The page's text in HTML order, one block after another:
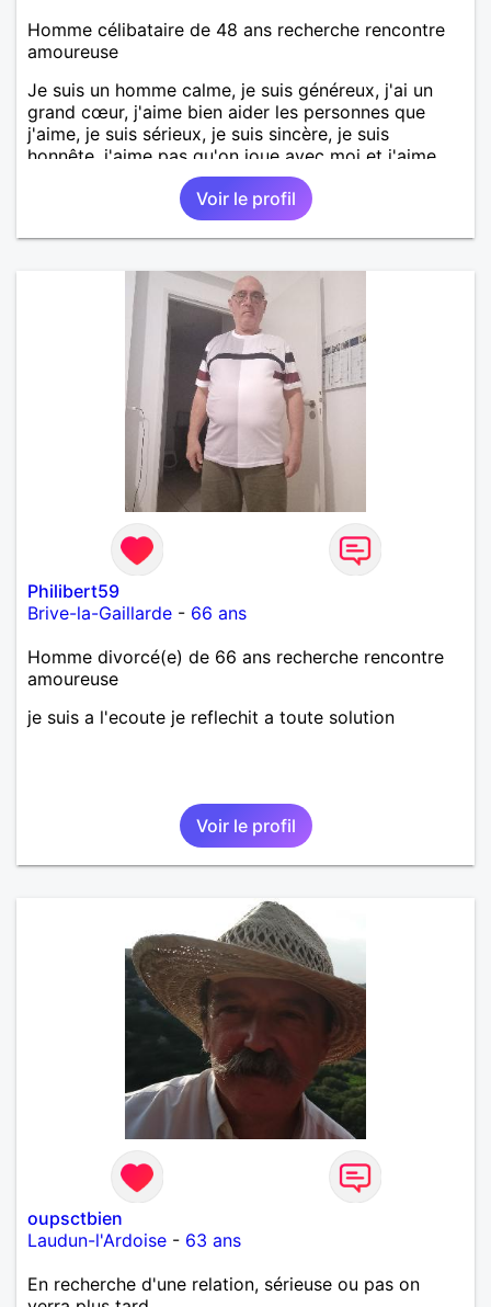
Homme célibataire de 48 ans recherche rencontre
amoureuse
Je suis un homme calme, je suis généreux, j'ai un
grand cœur, j'aime bien aider les personnes que
j'aime, je suis sérieux, je suis sincère, je suis
honnête, j'aime pas qu'on joue avec moi et j'aime
pas les mensonges. Je cherche une relation
amoureuse et sérieuse.Voir le profil
Philibert59
Brive-la-Gaillarde - 66 ans
Homme divorcé(e) de 66 ans recherche rencontre
amoureuse
je suis a l'ecoute je reflechit a toute solution
Voir le profil
oupsctbien
Laudun-l'Ardoise - 63 ans
En recherche d'une relation, sérieuse ou pas on